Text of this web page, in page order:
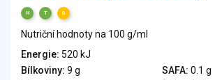
Sýry
Veganské a vegetariánské výrobky
Tuky
Obiloviny, mouka, cereální výrobky
H T S
Nutriční hodnoty na 100 g/ml
Energie: 520 kJ
Bílkoviny: 9 g SAFA: 0.1 g